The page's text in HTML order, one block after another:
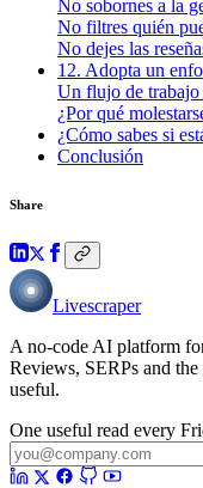
No sobornes a la
No filtres quién
No dejes las
12. Adopta un
Un flujo de trabajo
¿Por qué
¿Cómo sabes si
Conclusión
Share
Livescraper
A no-code AI platform
Reviews, SERPs and
useful.
One useful read every